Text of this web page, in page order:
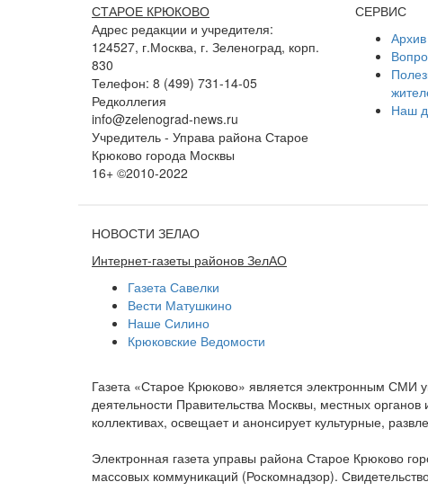
СТАРОЕ КРЮКОВО
Адрес редакции и учредителя:
124527, г.Москва, г. Зеленоград, корп.
830
Телефон: 8 (499) 731-14-05
Редколлегия
info@zelenograd-news.ru
Учредитель - Управа района Старое
Крюково города Москвы
16+ ©2010-2022
СЕРВИС
Наш
НОВОСТИ ЗЕЛАО
Интернет-газеты районов ЗелАО
Газета Савелки
Вести Матушкино
Наше Силино
Крюковские Ведомости
Газета «Старое Крюково» является электронным
деятельности Правительства Москвы, местных
коллективах, освещает и анонсирует культурные,
Электронная газета управы района Старое Крюково
массовых коммуникаций (Роскомнадзор).